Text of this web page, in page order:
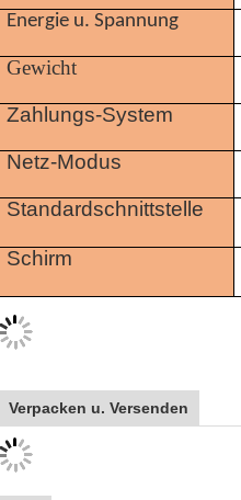
Energie u. Spannung
Gewicht
Zahlungs-System
Netz-Modus
Standardschnittstelle
Schirm
Verpacken u. Versenden
FAQ